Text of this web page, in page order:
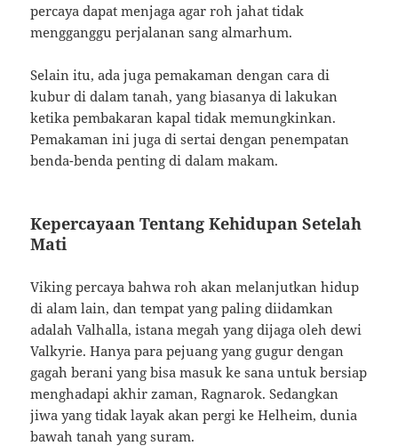
percaya dapat menjaga agar roh jahat tidak
mengganggu perjalanan sang almarhum.
Selain itu, ada juga pemakaman dengan cara di
kubur di dalam tanah, yang biasanya di lakukan
ketika pembakaran kapal tidak memungkinkan.
Pemakaman ini juga di sertai dengan penempatan
benda-benda penting di dalam makam.
Kepercayaan Tentang Kehidupan Setelah
Mati
Viking percaya bahwa roh akan melanjutkan hidup
di alam lain, dan tempat yang paling diidamkan
adalah Valhalla, istana megah yang dijaga oleh dewi
Valkyrie. Hanya para pejuang yang gugur dengan
gagah berani yang bisa masuk ke sana untuk bersiap
menghadapi akhir zaman, Ragnarok. Sedangkan
jiwa yang tidak layak akan pergi ke Helheim, dunia
bawah tanah yang suram.